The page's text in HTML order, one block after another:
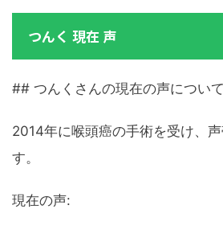
つんく 現在 声
## つんくさんの現在の声について
2014年に喉頭癌の手術を受け、
す。
現在の声: